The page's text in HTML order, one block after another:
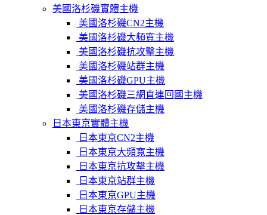
美國洛杉磯實體主機
美國洛杉磯CN2主機
美國洛杉磯大頻寬主機
美國洛杉磯抗攻擊主機
美國洛杉磯站群主機
美國洛杉磯GPU主機
美國洛杉磯三網直連回國主機
美國洛杉磯存儲主機
日本東京實體主機
日本東京CN2主機
日本東京大頻寬主機
日本東京抗攻擊主機
日本東京站群主機
日本東京GPU主機
日本東京存儲主機